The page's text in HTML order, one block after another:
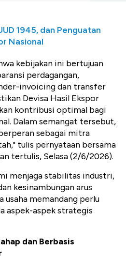
1945, dan Penguatan
Nasional
kebijakan ini bertujuan
perdagangan,
invoicing dan transfer
Devisa Hasil Ekspor
kontribusi optimal bagi
Dalam semangat tersebut,
sebagai mitra
tulis pernyataan bersama
tertulis, Selasa (2/6/2026).
menjaga stabilitas industri,
kesinambungan arus
usaha memandang perlu
aspek-aspek strategis
dan Berbasis